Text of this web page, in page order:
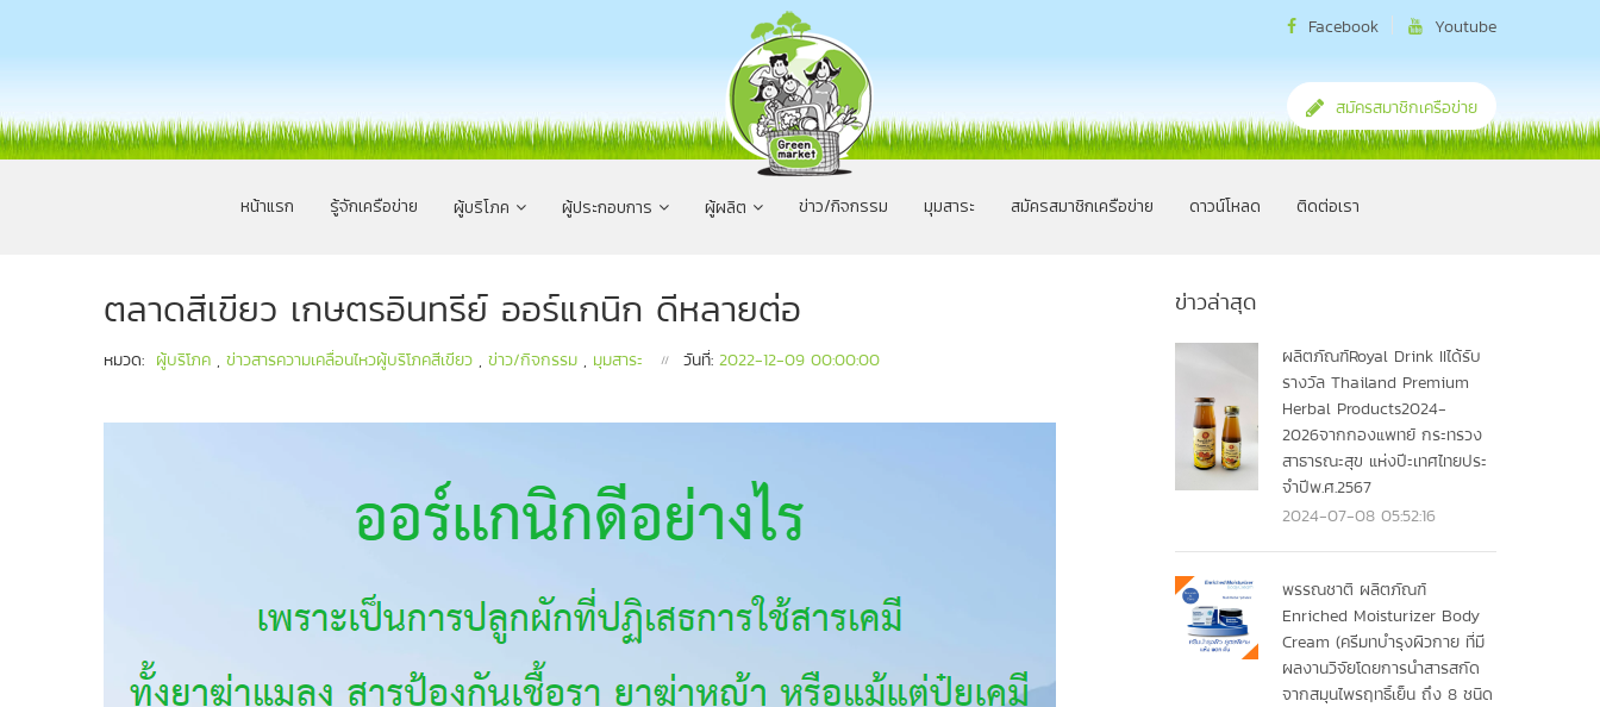
Facebook Youtube
สมัครสมาชิกเครือข่าย
หน้าแรก รู้จักเครือข่าย ผู้บริโภค ผู้ประกอบการ ผู้ผลิต ข่าว/กิจกรรม มุมสาระ สมัครสมาชิกเครือข่าย ดาวน์โหลด ติดต่อเรา
ตลาดสีเขียว เกษตรอินทรีย์ ออร์แกนิก ดีหลายต่อ
หมวด: ผู้บริโภค , ข่าวสารความเคลื่อนไหวผู้บริโภคสีเขียว , ข่าว/กิจกรรม , มุมสาระ วันที่: 2022-12-09 00:00:00
ข่าวล่าสุด
ผลิตภัณฑ์Royal Drink IIได้รับ
รางวัล Thailand Premium
Herbal Products2024-
2026จากกองแพทย์ กระทรวง
สาธารณะสุข แห่งปีะเทศไทยประ
จำปีพ.ศ.2567
2024-07-08 05:52:16
พรรณชาติ ผลิตภัณฑ์
Enriched Moisturizer Body
Cream (ครีมทบำรุงผิวกาย ที่มี
ผลงานวิจัยโดยการนำสารสกัด
จากสมุนไพรฤทธิ์เย็น ถึง 8 ชนิด